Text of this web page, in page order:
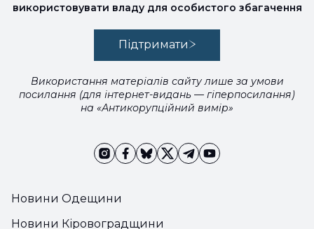
Новини Одещини
Новини Кіровоградщини
використовувати владу для особистого збагачення
Підтримати
Використання матеріалів сайту лише за умови
посилання (для інтернет-видань — гіперпосилання)
на «Антикорупційний вимір»